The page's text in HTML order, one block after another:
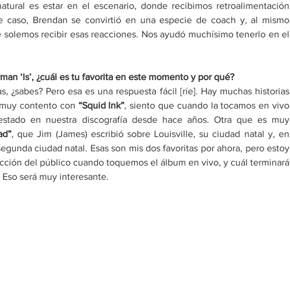
es estar en el escenario, donde recibimos retroalimentación
caso, Brendan se convirtió en una especie de coach y, al mismo
recibir esas reacciones. Nos ayudó muchísimo tenerlo en el
‘Is’, ¿cuál es tu favorita en este momento y por qué?
¿sabes? Pero esa es una respuesta fácil [ríe]. Hay muchas historias
contento con “Squid Ink”, siento que cuando la tocamos en vivo
en nuestra discografía desde hace años. Otra que es muy
, que Jim (James) escribió sobre Louisville, su ciudad natal y, en
ciudad natal. Esas son mis dos favoritas por ahora, pero estoy
del público cuando toquemos el álbum en vivo, y cuál terminará
será muy interesante.